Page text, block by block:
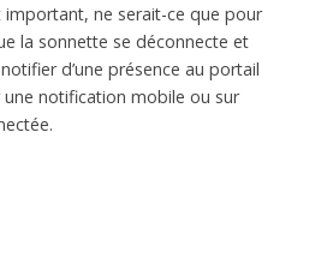
ne serait-ce que pour
la sonnette se déconnecte et
d’une présence au portail
notification mobile ou sur